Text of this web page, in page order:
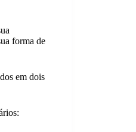
forma de
em dois